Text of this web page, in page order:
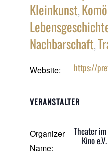
Kleinkunst,
Nachbarschaft,
Website: https://
VERANSTALTER
Organizer
Name:
Theater im
Kino e.V.